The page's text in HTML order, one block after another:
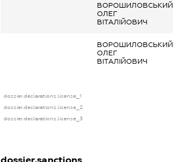
ВОРОШИЛОВСЬКИЙ
ОЛЕГ
ВІТАЛІЙОВИЧ
ВОРОШИЛОВСЬКИЙ
ОЛЕГ
ВІТАЛІЙОВИЧ
dossier.declarations.license_1
dossier.declarations.license_2
dossier.declarations.license_3